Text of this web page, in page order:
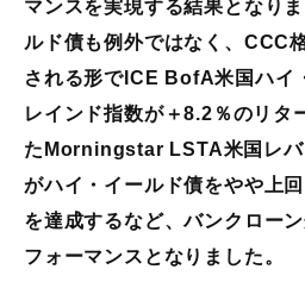
マンスを実現する結果となり
ルド債も例外ではなく、CCC
される形でICE BofA米国ハイ
レインド指数が＋8.2％のリタ
たMorningstar LSTA米国レバ
がハイ・イールド債をやや上
を達成するなど、バンクロー
フォーマンスとなりました。